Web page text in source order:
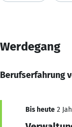
Werdegang
Berufserfahrung
Bis heute 2